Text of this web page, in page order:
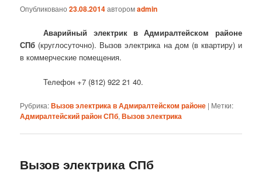
Опубликовано23.08.2014авторомadmin
Аварийный электрик в Адмиралтейском районе
СПб (круглосуточно). Вызов электрика на дом (в квартиру) и
в коммерческие помещения.
Телефон +7 (812) 922 21 40.
Рубрика:Вызов электрика в Адмиралтейском районе | Метки:
Адмиралтейский район СПб,Вызов электрика
Вызов электрика СПб